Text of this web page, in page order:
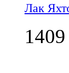
Лак
1409